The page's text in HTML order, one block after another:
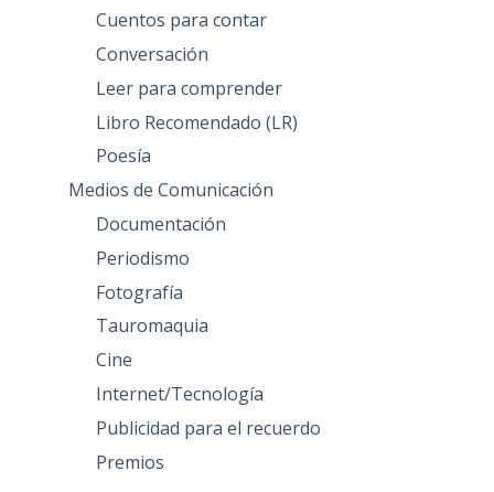
Cuentos para contar
Conversación
Leer para comprender
Libro Recomendado (LR)
Poesía
Medios de Comunicación
Documentación
Periodismo
Fotografía
Tauromaquia
Cine
Internet/Tecnología
Publicidad para el recuerdo
Premios